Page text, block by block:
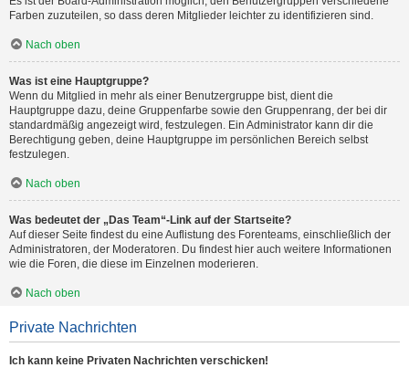
Farben zuzuteilen, so dass deren Mitglieder leichter zu identifizieren sind.
Nach oben
Was ist eine Hauptgruppe?
Wenn du Mitglied in mehr als einer Benutzergruppe bist, dient die
Hauptgruppe dazu, deine Gruppenfarbe sowie den Gruppenrang, der bei dir
standardmäßig angezeigt wird, festzulegen. Ein Administrator kann dir die
Berechtigung geben, deine Hauptgruppe im persönlichen Bereich selbst
festzulegen.
Nach oben
Was bedeutet der „Das Team“-Link auf der Startseite?
Auf dieser Seite findest du eine Auflistung des Forenteams, einschließlich der
Administratoren, der Moderatoren. Du findest hier auch weitere Informationen
wie die Foren, die diese im Einzelnen moderieren.
Nach oben
Private Nachrichten
Ich kann keine Privaten Nachrichten verschicken!